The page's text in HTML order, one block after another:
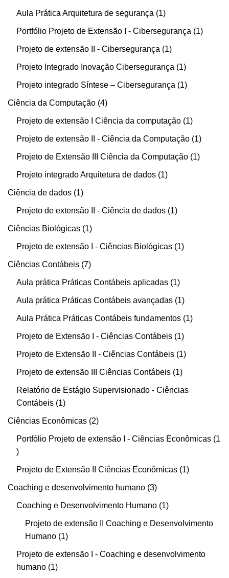
Aula Prática Arquitetura de segurança 1
Portfólio Projeto de Extensão I - Cibersegurança 1
Projeto de extensão II - Cibersegurança 1
Projeto Integrado Inovação Cibersegurança 1
Projeto integrado Síntese – Cibersegurança 1
Ciência da Computação 4
Projeto de extensão I Ciência da computação 1
Projeto de extensão II - Ciência da Computação 1
Projeto de Extensão III Ciência da Computação 1
Projeto integrado Arquitetura de dados 1
Ciência de dados 1
Projeto de extensão II - Ciência de dados 1
Ciências Biológicas 1
Projeto de extensão I - Ciências Biológicas 1
Ciências Contábeis 7
Aula prática Práticas Contábeis aplicadas 1
Aula prática Práticas Contábeis avançadas 1
Aula Prática Práticas Contábeis fundamentos 1
Projeto de Extensão I - Ciências Contábeis 1
Projeto de Extensão II - Ciências Contábeis 1
Projeto de extensão III Ciências Contábeis 1
Relatório de Estágio Supervisionado - Ciências
Contábeis 1
Ciências Econômicas 2
Portfólio Projeto de extensão I - Ciências Econômicas 1
Projeto de Extensão II Ciências Econômicas 1
Coaching e desenvolvimento humano 3
Coaching e Desenvolvimento Humano 1
Projeto de extensão II Coaching e Desenvolvimento
Humano 1
Projeto de extensão I - Coaching e desenvolvimento
humano 1